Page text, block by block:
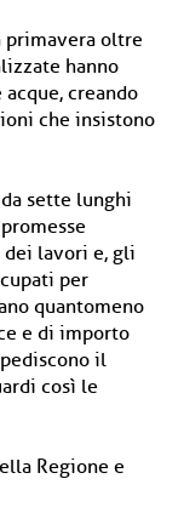
primavera oltre
hanno
creando
che insistono
sette lunghi
dei lavori e, gli
per
quantomeno
e di importo
il
così le
Regione e